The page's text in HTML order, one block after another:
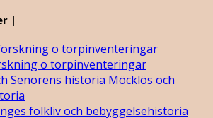
|
o torpinventeringar
Möcklös och